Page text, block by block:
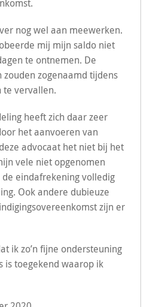
nog wel aan meewerken.
mij mijn saldo niet
te ontnemen. De
zogenaamd tijdens
te vervallen.
heeft zich daar zeer
het aanvoeren van
advocaat het niet bij het
vele niet opgenomen
eindafrekening volledig
Ook andere dubieuze
zijn er
ik zo’n fijne ondersteuning
is toegekend waarop ik